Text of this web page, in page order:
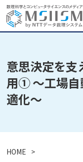
意思決定を支
用① ～工場自
適化～
HOME